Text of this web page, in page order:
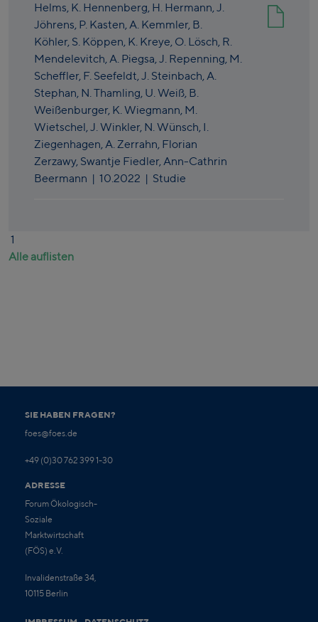
Helms, K. Hennenberg, H. Hermann,J.
Jöhrens, P. Kasten,A. Kemmler, B.
Köhler, S. Köppen, K. Kreye, O. Lösch, R.
Mendelevitch,A. Piegsa,J. Repenning, M.
Scheffler, F. Seefeldt,J. Steinbach,A.
Stephan, N. Thamling, U. Weiß, B.
Weißenburger, K. Wiegmann, M.
Wietschel,J. Winkler, N. Wünsch, I.
Ziegenhagen,A. Zerrahn, Florian
Zerzawy, Swantje Fiedler,Ann-Cathrin
Beermann | 10.2022 | Studie
1
Alle auflisten
SIE HABEN FRAGEN?
foes@foes.de
+49 (0)30 762 399 1-30
ADRESSE
Forum Ökologisch-
Soziale
Marktwirtschaft
(FÖS) e.V.
Invalidenstraße 34,
10115 Berlin